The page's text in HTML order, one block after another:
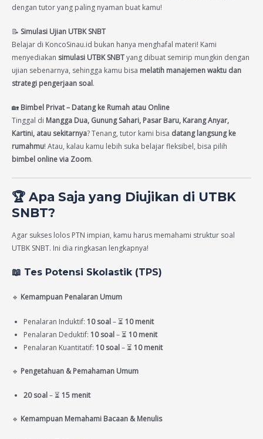
dengan tutor yang paling nyaman buat kamu!
📝 Simulasi Ujian UTBK SNBT
Belajar di KoncoSinau.id bukan hanya menghafal materi! Kami
menyediakan simulasi UTBK SNBTyang dibuat semirip mungkin dengan
ujian sebenarnya, sehingga kamu bisa melatih manajemen waktu dan
strategi pengerjaan soal.
🏡 Bimbel Privat – Datang ke Rumah atau Online
Tinggal di Mangga Dua, Gunung Sahari, Pasar Baru, Karang Anyar,
Kartini, atau sekitarnya? Tenang, tutor kami bisa datang langsung ke
rumahmu! Atau, kalau kamu lebih suka belajar fleksibel, bisa pilih
bimbel online via Zoom.
🏆 Apa Saja yang Diujikan di UTBK
SNBT?
Agar sukses lolos PTN impian, kamu harus memahami struktur soal
UTBK SNBT. Ini dia ringkasan lengkapnya!
📖 Tes Potensi Skolastik (TPS)
🔹 Kemampuan Penalaran Umum
Penalaran Induktif: 10 soal– ⏳ 10 menit
Penalaran Deduktif: 10 soal– ⏳ 10 menit
Penalaran Kuantitatif: 10 soal– ⏳ 10 menit
🔹 Pengetahuan & Pemahaman Umum
20 soal– ⏳ 15 menit
🔹 Kemampuan Memahami Bacaan & Menulis